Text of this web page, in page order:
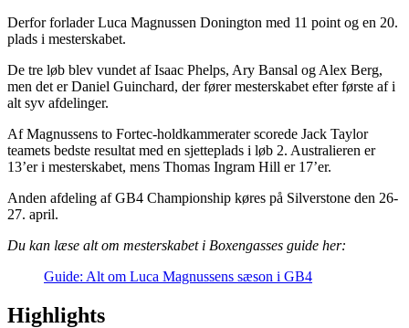
Derfor forlader Luca Magnussen Donington med 11 point og en 20.
plads i mesterskabet.
De tre løb blev vundet af Isaac Phelps, Ary Bansal og Alex Berg,
men det er Daniel Guinchard, der fører mesterskabet efter første af i
alt syv afdelinger.
Af Magnussens to Fortec-holdkammerater scorede Jack Taylor
teamets bedste resultat med en sjetteplads i løb 2. Australieren er
13’er i mesterskabet, mens Thomas Ingram Hill er 17’er.
Anden afdeling af GB4 Championship køres på Silverstone den 26-
27. april.
Du kan læse alt om mesterskabet i Boxengasses guide her:
Guide: Alt om Luca Magnussens sæson i GB4
Highlights